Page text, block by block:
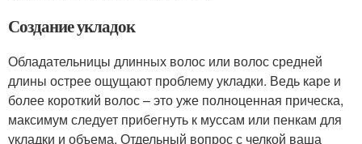
Создание укладок
Обладательницы длинных волос или волос средней
длины острее ощущают проблему укладки. Ведь каре и
более короткий волос – это уже полноценная прическа,
максимум следует прибегнуть к муссам или пенкам для
укладки и объема. Отдельный вопрос с челкой ваша